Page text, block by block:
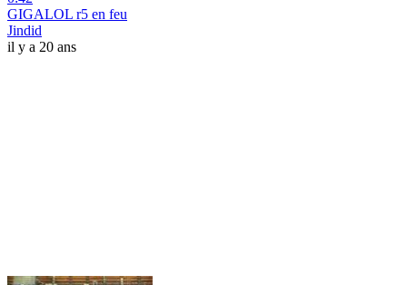
GIGALOL r5 en feu
Jindid
il y a 20 ans